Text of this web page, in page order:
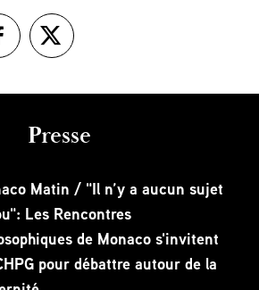
Presse
Matin / "Il n’y a aucun sujet
Les Rencontres
de Monaco s'invitent
pour débattre autour de la